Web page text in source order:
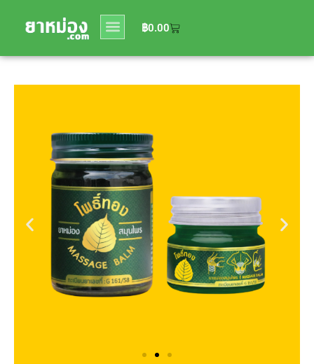
฿0.00
฿0.00